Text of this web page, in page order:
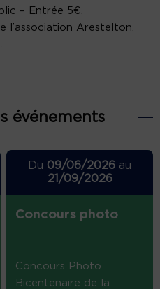
– Entrée 5€.
l’association Arestelton.
événements
Du 09/06/2026 au
21/09/2026
Concours photo
Concours Photo
Bicentenaire de la